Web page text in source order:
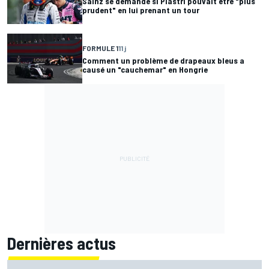
prudent" en lui prenant un tour
FORMULE 111 j
Comment un problème de drapeaux bleus a
causé un "cauchemar" en Hongrie
Dernières actus